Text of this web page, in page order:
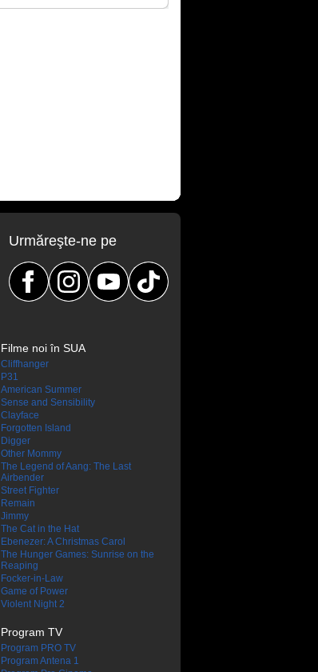
Urmăreşte-ne pe
Filme noi în SUA
Cliffhanger
P31
American Summer
Sense and Sensibility
Clayface
Forgotten Island
Digger
Other Mommy
The Legend of Aang: The Last
Airbender
Street Fighter
Remain
Jimmy
The Cat in the Hat
Ebenezer: A Christmas Carol
The Hunger Games: Sunrise on the
Reaping
Focker-in-Law
Game of Power
Violent Night 2
Program TV
Program PRO TV
Program Antena 1